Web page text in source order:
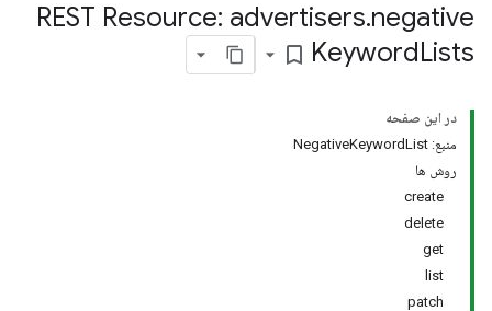
REST Resource: advertisers.negative
KeywordLists
bookmark_border
در این صفحه
منبع: NegativeKeywordList
روش ها
create
delete
get
list
patch